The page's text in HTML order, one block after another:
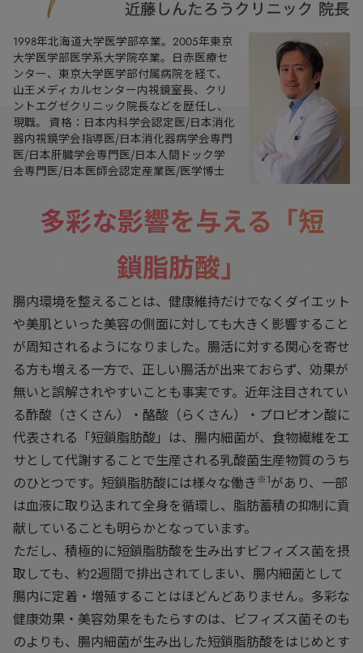
1998年北海道大学医学部卒業。2005年東京
大学医学部医学系大学院卒業。日赤医療セ
ンター、東京大学医学部付属病院を経て、
山王メディカルセンター内視鏡室長、クリ
ントエグゼクリニック院長などを歴任し、
現職。 資格：日本内科学会認定医/日本消化
器内視鏡学会指導医/日本消化器病学会専門
医/日本肝臓学会専門医/日本人間ドック学
会専門医/日本医師会認定産業医/医学博士
多彩な影響を与える「短
鎖脂肪酸」
腸内環境を整えることは、健康維持だけでなくダイエット
や美肌といった美容の側面に対しても大きく影響すること
が周知されるようになりました。腸活に対する関心を寄せ
る方も増える一方で、正しい腸活が出来ておらず、効果が
無いと誤解されやすいことも事実です。近年注目されてい
る酢酸（さくさん）・酪酸（らくさん）・プロピオン酸に
代表される「短鎖脂肪酸」は、腸内細菌が、食物繊維をエ
サとして代謝することで生産される乳酸菌生産物質のうち
のひとつです。短鎖脂肪酸には様々な働き ※1があり、一部
は血液に取り込まれて全身を循環し、脂肪蓄積の抑制に貢
献していることも明らかとなっています。
ただし、積極的に短鎖脂肪酸を生み出すビフィズス菌を摂
取しても、約2週間で排出されてしまい、腸内細菌として
腸内に定着・増殖することはほどんどありません。 多彩な
健康効果・美容効果をもたらすのは、ビフィズス菌そのも
のよりも、腸内細菌が生み出した短鎖脂肪酸をはじめとす